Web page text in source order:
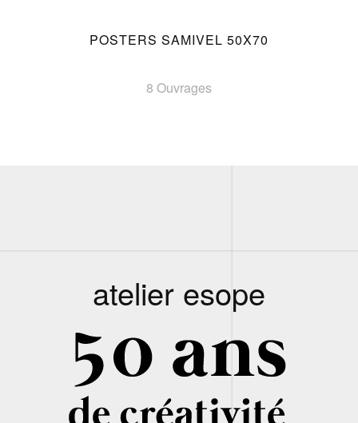
POSTERS SAMIVEL 50X70
8 Ouvrages
atelier esope